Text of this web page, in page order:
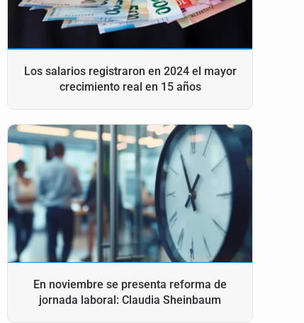
Los salarios registraron en 2024 el mayor
crecimiento real en 15 años
En noviembre se presenta reforma de
jornada laboral: Claudia Sheinbaum